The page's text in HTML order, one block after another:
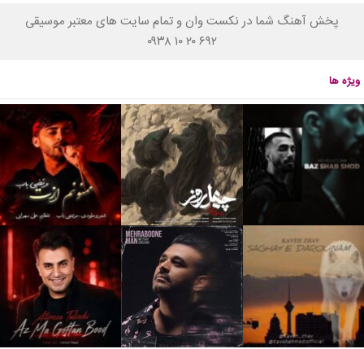
پخش آهنگ شما در نکست وان و تمام سایت های معتبر موسیقی
۰۹۳۸ ۱۰ ۲۰ ۶۹۲
ویژه ها